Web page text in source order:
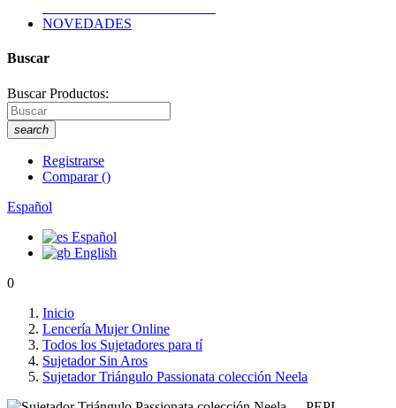
NOVEDADES
Buscar
Buscar Productos:
search
Registrarse
Comparar()
Español
Español
English
0
Inicio
Lencería Mujer Online
Todos los Sujetadores para tí
Sujetador Sin Aros
Sujetador Triángulo Passionata colección Neela